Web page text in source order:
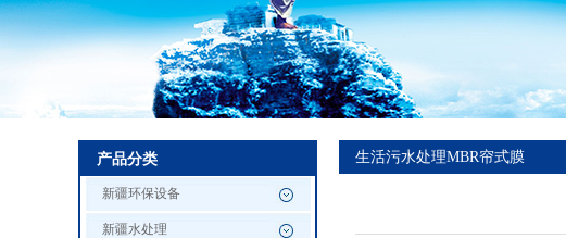
产品分类
新疆环保设备
新疆水处理
生活污水处理MBR帘式膜